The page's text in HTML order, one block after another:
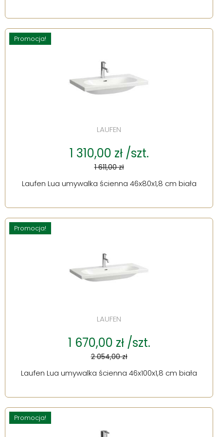
Promocja!
LAUFEN
1 310,00 zł /szt.
1 611,00 zł
Laufen Lua umywalka ścienna 46x80x1,8 cm biała
Promocja!
LAUFEN
1 670,00 zł /szt.
2 054,00 zł
Laufen Lua umywalka ścienna 46x100x1,8 cm biała
Promocja!